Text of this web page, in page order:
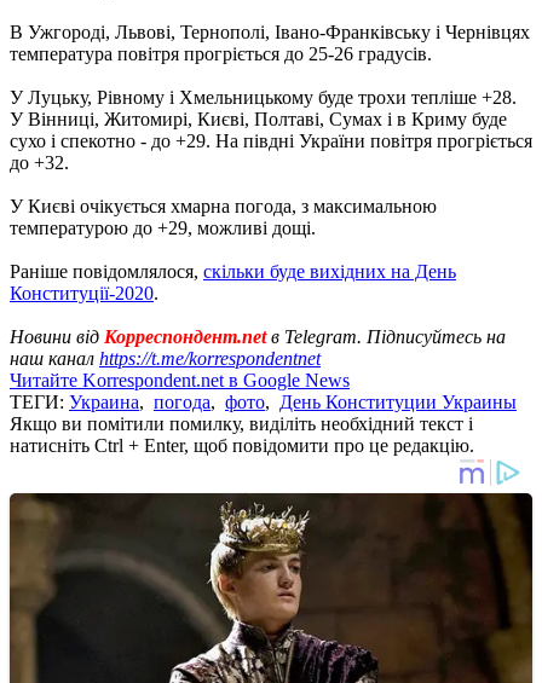
В Ужгороді, Львові, Тернополі, Івано-Франківську і Чернівцях
температура повітря прогріється до 25-26 градусів.
У Луцьку, Рівному і Хмельницькому буде трохи тепліше +28.
У Вінниці, Житомирі, Києві, Полтаві, Сумах і в Криму буде
сухо і спекотно - до +29. На півдні України повітря прогріється
до +32.
У Києві очікується хмарна погода, з максимальною
температурою до +29, можливі дощі.
Раніше повідомлялося, скільки буде вихідних на День
Конституції-2020.
Новини від Корреспондент.netв Telegram. Підписуйтесь на
наш канал https://t.me/korrespondentnet
Читайте Korrespondent.net в Google News
ТЕГИ: Украина, погода, фото, День Конституции Украины
Якщо ви помітили помилку, виділіть необхідний текст і
натисніть Ctrl + Enter, щоб повідомити про це редакцію.